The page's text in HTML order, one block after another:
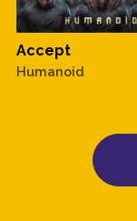
Accept
Humanoid